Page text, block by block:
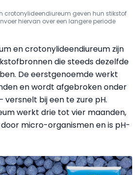
crotonylideendiureum geven hun stikstof
hiervan over een langere periode
en crotonylideendiureum zijn
die steeds dezelfde
De eerstgenoemde werkt
en wordt afgebroken onder
versnelt bij een te zure pH.
werkt drie tot vier maanden,
micro-organismen en is pH-